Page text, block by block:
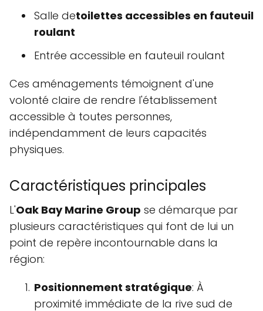
Salle detoilettes accessibles en fauteuil
roulant
Entrée accessible en fauteuil roulant
Ces aménagements témoignent d'une
volonté claire de rendre l'établissement
accessible à toutes personnes,
indépendamment de leurs capacités
physiques.
Caractéristiques principales
L'Oak Bay Marine Group se démarque par
plusieurs caractéristiques qui font de lui un
point de repère incontournable dans la
région:
Positionnement stratégique: À
proximité immédiate de la rive sud de